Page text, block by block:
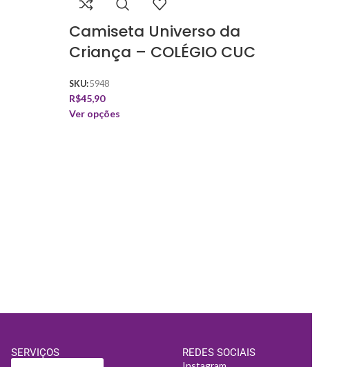
Camiseta Universo da
Criança – COLÉGIO CUC
SKU:5948
R$45,90
Ver opções
SERVIÇOS
REDES SOCIAIS